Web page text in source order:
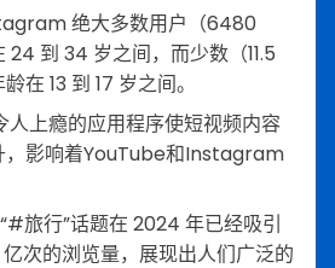
绝大多数用户（6480
24 到 34 岁之间，而少数（11.5
在 13 到 17 岁之间。
人上瘾的应用程序使短视频内容
，影响着YouTube和Instagram
旅行”话题在 2024 年已经吸引
次的浏览量，展现出人们广泛的